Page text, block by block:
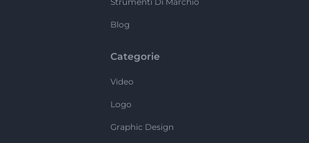
Blog
Categorie
Video
Logo
Graphic Design